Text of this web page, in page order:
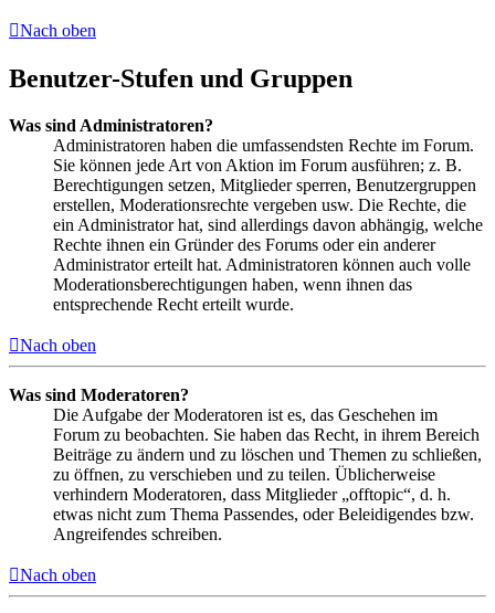
Nach oben
Benutzer-Stufen und Gruppen
Was sind Administratoren?
Administratoren haben die umfassendsten Rechte im Forum.
Sie können jede Art von Aktion im Forum ausführen; z. B.
Berechtigungen setzen, Mitglieder sperren, Benutzergruppen
erstellen, Moderationsrechte vergeben usw. Die Rechte, die
ein Administrator hat, sind allerdings davon abhängig, welche
Rechte ihnen ein Gründer des Forums oder ein anderer
Administrator erteilt hat. Administratoren können auch volle
Moderationsberechtigungen haben, wenn ihnen das
entsprechende Recht erteilt wurde.
Nach oben
Was sind Moderatoren?
Die Aufgabe der Moderatoren ist es, das Geschehen im
Forum zu beobachten. Sie haben das Recht, in ihrem Bereich
Beiträge zu ändern und zu löschen und Themen zu schließen,
zu öffnen, zu verschieben und zu teilen. Üblicherweise
verhindern Moderatoren, dass Mitglieder „offtopic“, d. h.
etwas nicht zum Thema Passendes, oder Beleidigendes bzw.
Angreifendes schreiben.
Nach oben